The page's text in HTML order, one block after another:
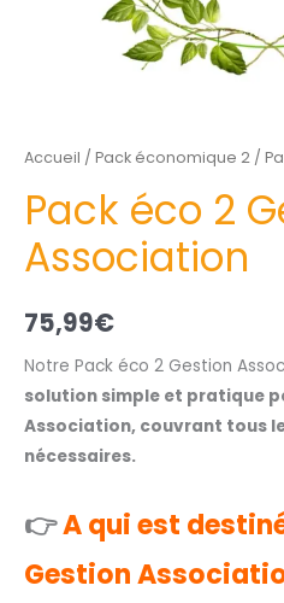
Accueil / Pack économique 2 /
Pack éco 2
Association
75,99€
Notre Pack éco 2 Gestion
solution simple et pratique
Association, couvrant tous
nécessaires.
👉A qui est
Gestion